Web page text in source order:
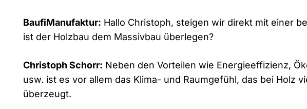
BaufiManufaktur: Hallo Christoph, steigen wir direkt mit einer
ist der Holzbau dem Massivbau überlegen?
Christoph Schorr: Neben den Vorteilen wie Energieeffizienz,
usw. ist es vor allem das Klima- und Raumgefühl, das bei Holz
überzeugt.